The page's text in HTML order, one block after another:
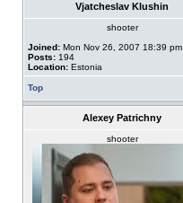
Vjatcheslav Klushin
shooter
Joined: Mon Nov 26, 2007 18:39 pm
Posts: 194
Location: Estonia
Top
Alexey Patrichny
shooter